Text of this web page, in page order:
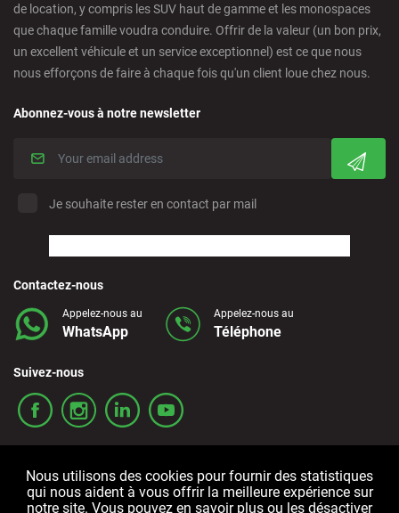
de location, y compris les SUV haut de gamme et les monospaces
que chaque famille voudra conduire. Offrir de la valeur (un bon prix,
un excellent véhicule et un service exceptionnel) est ce que nous
nous efforçons de faire à chaque fois qu'un client loue chez nous.
Abonnez-vous à notre newsletter
Je souhaite rester en contact par mail
Contactez-nous
Appelez-nous au
WhatsApp
Appelez-nous au
Téléphone
Suivez-nous
Nous utilisons des cookies pour fournir des statistiques
qui nous aident à vous offrir la meilleure expérience sur
notre site. Vous pouvez en savoir plus ou les désactiver